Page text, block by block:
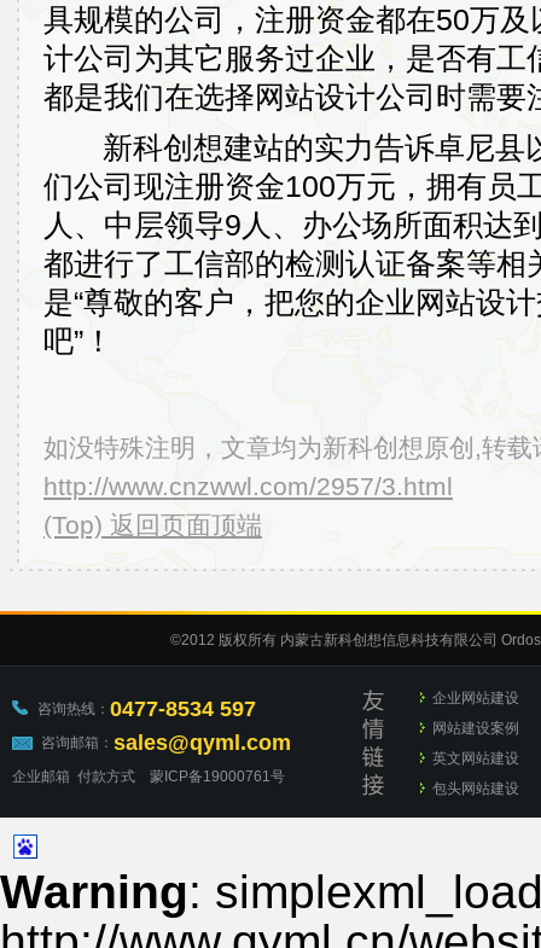
具规模的公司，注册资金都在50万
计公司为其它服务过企业，是否有工
都是我们在选择网站设计公司时需
新科创想建站的实力告诉卓尼县
们公司现注册资金100万元，拥有员
人、中层领导9人、办公场所面积达
都进行了工信部的检测认证备案等相
是“尊敬的客户，把您的企业网站设
吧”！
如没特殊注明，文章均为新科创想原创,转载
http://www.cnzwwl.com/2957/3.html
(Top) 返回页面顶端
©2012 版权所有 内蒙古新科创想信息科技有限公司
咨询热线： 0477-8534 597
咨询邮箱： sales@qyml.com
企业邮箱 付款方式 蒙ICP备19000761号
企业网站建设
网站建设案例
英文网站建设
包头网站建设
Warning: